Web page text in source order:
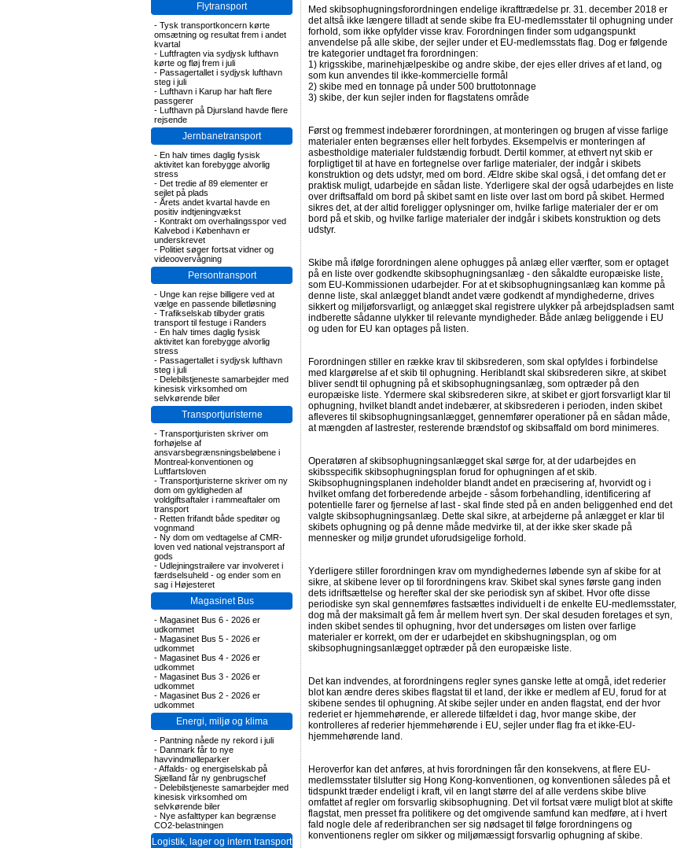
Flytransport
- Tysk transportkoncern kørte
omsætning og resultat frem i andet
kvartal
- Luftfragten via sydjysk lufthavn
kørte og fløj frem i juli
- Passagertallet i sydjysk lufthavn
steg i juli
- Lufthavn i Karup har haft flere
passgerer
- Lufthavn på Djursland havde flere
rejsende
Jernbanetransport
- En halv times daglig fysisk
aktivitet kan forebygge alvorlig
stress
- Det tredie af 89 elementer er
sejlet på plads
- Årets andet kvartal havde en
positiv indtjeningvækst
- Kontrakt om overhalingsspor ved
Kalvebod i København er
underskrevet
- Politiet søger fortsat vidner og
videoovervågning
Persontransport
- Unge kan rejse billigere ved at
vælge en passende billetløsning
- Trafikselskab tilbyder gratis
transport til festuge i Randers
- En halv times daglig fysisk
aktivitet kan forebygge alvorlig
stress
- Passagertallet i sydjysk lufthavn
steg i juli
- Delebilstjeneste samarbejder med
kinesisk virksomhed om
selvkørende biler
Transportjuristerne
- Transportjuristen skriver om
forhøjelse af
ansvarsbegrænsningsbeløbene i
Montreal-konventionen og
Luftfartsloven
- Transportjuristerne skriver om ny
dom om gyldigheden af
voldgiftsaftaler i rammeaftaler om
transport
- Retten frifandt både speditør og
vognmand
- Ny dom om vedtagelse af CMR-
loven ved national vejstransport af
gods
- Udlejningstrailere var involveret i
færdselsuheld - og ender som en
sag i Højesteret
Magasinet Bus
- Magasinet Bus 6 - 2026 er
udkommet
- Magasinet Bus 5 - 2026 er
udkommet
- Magasinet Bus 4 - 2026 er
udkommet
- Magasinet Bus 3 - 2026 er
udkommet
- Magasinet Bus 2 - 2026 er
udkommet
Energi, miljø og klima
- Pantning nåede ny rekord i juli
- Danmark får to nye
havvindmølleparker
-Affalds- og energiselskab på
Sjælland får ny genbrugschef
- Delebilstjeneste samarbejder med
kinesisk virksomhed om
selvkørende biler
- Nye asfalttyper kan begrænse
CO2-belastningen
Logistik, lager og intern transport
Med skibsophugningsforordningen endelige ikrafttrædelse pr. 31. december 2018 er
det altså ikke længere tilladt at sende skibe fra EU-medlemsstater til ophugning under
forhold, som ikke opfylder visse krav. Forordningen finder som udgangspunkt
anvendelse på alle skibe, der sejler under et EU-medlemsstats flag. Dog er følgende
tre kategorier undtaget fra forordningen:
1) krigsskibe, marinehjælpeskibe og andre skibe, der ejes eller drives af et land, og
som kun anvendes til ikke-kommercielle formål
2) skibe med en tonnage på under 500 bruttotonnage
3) skibe, der kun sejler inden for flagstatens område
Først og fremmest indebærer forordningen, at monteringen og brugen af visse farlige
materialer enten begrænses eller helt forbydes. Eksempelvis er monteringen af
asbestholdige materialer fuldstændig forbudt. Dertil kommer, at ethvert nyt skib er
forpligtiget til at have en fortegnelse over farlige materialer, der indgår i skibets
konstruktion og dets udstyr, med om bord. Ældre skibe skal også, i det omfang det er
praktisk muligt, udarbejde en sådan liste. Yderligere skal der også udarbejdes en liste
over driftsaffald om bord på skibet samt en liste over last om bord på skibet. Hermed
sikres det, at der altid foreligger oplysninger om, hvilke farlige materialer der er om
bord på et skib, og hvilke farlige materialer der indgår i skibets konstruktion og dets
udstyr.
Skibe må ifølge forordningen alene ophugges på anlæg eller værfter, som er optaget
på en liste over godkendte skibsophugningsanlæg - den såkaldte europæiske liste,
som EU-Kommissionen udarbejder. For at et skibsophugningsanlæg kan komme på
denne liste, skal anlægget blandt andet være godkendt af myndighederne, drives
sikkert og miljøforsvarligt, og anlægget skal registrere ulykker på arbejdspladsen samt
indberette sådanne ulykker til relevante myndigheder. Både anlæg beliggende i EU
og uden for EU kan optages på listen.
Forordningen stiller en række krav til skibsrederen, som skal opfyldes i forbindelse
med klargørelse af et skib til ophugning. Heriblandt skal skibsrederen sikre, at skibet
bliver sendt til ophugning på et skibsophugningsanlæg, som optræder på den
europæiske liste. Ydermere skal skibsrederen sikre, at skibet er gjort forsvarligt klar til
ophugning, hvilket blandt andet indebærer, at skibsrederen i perioden, inden skibet
afleveres til skibsophugningsanlægget, gennemfører operationer på en sådan måde,
at mængden af lastrester, resterende brændstof og skibsaffald om bord minimeres.
Operatøren af skibsophugningsanlægget skal sørge for, at der udarbejdes en
skibsspecifik skibsophugningsplan forud for ophugningen af et skib.
Skibsophugningsplanen indeholder blandt andet en præcisering af, hvorvidt og i
hvilket omfang det forberedende arbejde - såsom forbehandling, identificering af
potentielle farer og fjernelse af last - skal finde sted på en anden beliggenhed end det
valgte skibsophugningsanlæg. Dette skal sikre, at arbejderne på anlægget er klar til
skibets ophugning og på denne måde medvirke til, at der ikke sker skade på
mennesker og miljø grundet uforudsigelige forhold.
Yderligere stiller forordningen krav om myndighedernes løbende syn af skibe for at
sikre, at skibene lever op til forordningens krav. Skibet skal synes første gang inden
dets idriftsættelse og herefter skal der ske periodisk syn af skibet. Hvor ofte disse
periodiske syn skal gennemføres fastsættes individuelt i de enkelte EU-medlemsstater,
dog må der maksimalt gå fem år mellem hvert syn. Der skal desuden foretages et syn,
inden skibet sendes til ophugning, hvor det undersøges om listen over farlige
materialer er korrekt, om der er udarbejdet en skibshugningsplan, og om
skibsophugningsanlægget optræder på den europæiske liste.
Det kan indvendes, at forordningens regler synes ganske lette at omgå, idet rederier
blot kan ændre deres skibes flagstat til et land, der ikke er medlem af EU, forud for at
skibene sendes til ophugning. At skibe sejler under en anden flagstat, end der hvor
rederiet er hjemmehørende, er allerede tilfældet i dag, hvor mange skibe, der
kontrolleres af rederier hjemmehørende i EU, sejler under flag fra et ikke-EU-
hjemmehørende land.
Heroverfor kan det anføres, at hvis forordningen får den konsekvens, at flere EU-
medlemsstater tilslutter sig Hong Kong-konventionen, og konventionen således på et
tidspunkt træder endeligt i kraft, vil en langt større del af alle verdens skibe blive
omfattet af regler om forsvarlig skibsophugning. Det vil fortsat være muligt blot at skifte
flagstat, men presset fra politikere og det omgivende samfund kan medføre, at i hvert
fald nogle dele af rederibranchen ser sig nødsaget til følge forordningens og
konventionens regler om sikker og miljømæssigt forsvarlig ophugning af skibe.